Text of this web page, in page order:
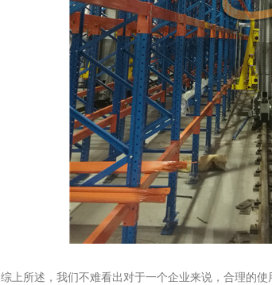
综上所述，我们不难看出对于一个企业来说，合理的